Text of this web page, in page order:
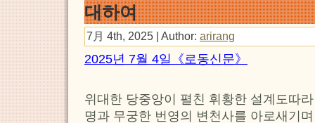
대하여
7月 4th, 2025 | Author: arirang
2025년 7월 4일《로동신문》
위대한 당중앙이 펼친 휘황한 설계도따
명과 무궁한 번영의 변천사를 아로새기